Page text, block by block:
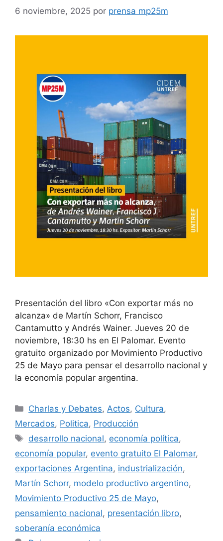
6 noviembre, 2025 por prensa mp25m
Presentación del libro «Con exportar más no
alcanza» de Martín Schorr, Francisco
Cantamutto y Andrés Wainer. Jueves 20 de
noviembre, 18:30 hs en El Palomar. Evento
gratuito organizado por Movimiento Productivo
25 de Mayo para pensar el desarrollo nacional y
la economía popular argentina.
Charlas y Debates,Actos, Cultura,
Mercados, Politica, Producción
desarrollo nacional, economía política,
economía popular, evento gratuito El Palomar,
exportaciones Argentina, industrialización,
Martín Schorr, modelo productivo argentino,
Movimiento Productivo 25 de Mayo,
pensamiento nacional, presentación libro,
soberanía económica